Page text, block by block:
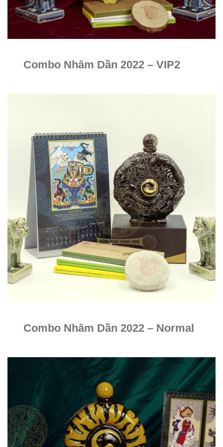
Combo Nhâm Dần 2022 – VIP2
Combo Nhâm Dần 2022 – Normal